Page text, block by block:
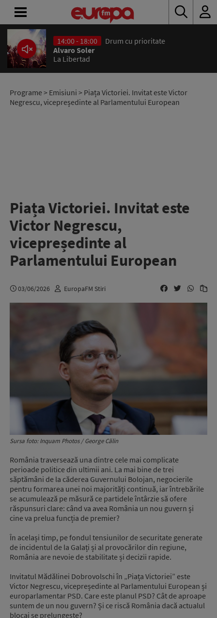
14:00 - 18:00
Drum cu prioritate
Alvaro Soler
La Libertad
Programe> Emisiuni > Piața Victoriei. Invitat este Victor
Negrescu, vicepreședinte al Parlamentului European
Piața Victoriei. Invitat este
Victor Negrescu,
vicepreședinte al
Parlamentului European
03/06/2026 EuropaFM Stiri
Sursa foto: Inquam Photos / George Călin
România traversează una dintre cele mai complicate
perioade politice din ultimii ani. La mai bine de trei
săptămâni de la căderea Guvernului Bolojan, negocierile
pentru formarea unei noi majorități continuă, iar întrebările
se acumulează pe măsură ce partidele întârzie să ofere
răspunsuri clare: când va avea România un nou guvern și
cine va prelua funcția de premier?
În același timp, pe fondul tensiunilor de securitate generate
de incidentul de la Galați și al provocărilor din regiune,
România are nevoie de stabilitate și decizii rapide.
Invitatul Mădălinei Dobrovolschi în „Piața Victoriei” este
Victor Negrescu, vicepreședinte al Parlamentului European și
europarlamentar PSD. Care este planul PSD? Cât de aproape
suntem de un nou guvern? Și ce riscă România dacă actualul
blocaj se prelungește?
ACASĂ
ȘTIRI
RADIO